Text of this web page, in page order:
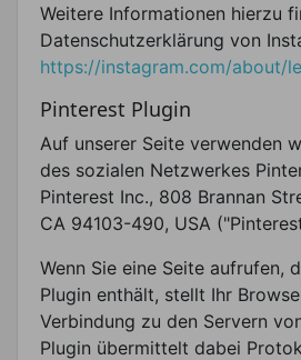
Weitere Informationen hierzu
Datenschutzerklärung von
https://instagram.com/about/
Pinterest Plugin
Auf unserer Seite verwenden
des sozialen Netzwerkes
Pinterest Inc., 808 Brannan
CA 94103-490, USA
Wenn Sie eine Seite aufrufen,
Plugin enthält, stellt Ihr
Verbindung zu den Servern
Plugin übermittelt dabei